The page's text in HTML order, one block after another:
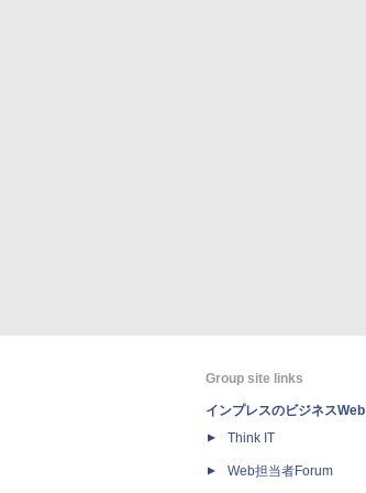
Group site links
インプレスのビジネスWeb
Think IT
Web担当者Forum